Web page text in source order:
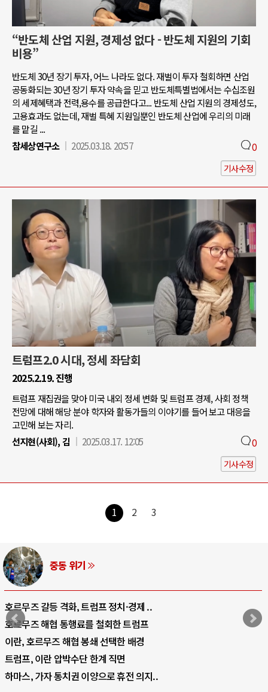
“반도체 산업 지원, 경제성 없다 - 반도체 지원의 기회
비용”
반도체 30년 장기 투자, 어느 나라도 없다. 재벌이 투자 철회하면 산업
공동화되는 30년 장기 투자 약속을 믿고 반도체특별법에서는 수십조원
의 세제혜택과 전력,용수를 공급한다고... 반도체 산업 지원의 경제성도,
고용효과도 없는데, 재벌 특혜 지원일뿐인 반도체 산업에 우리의 미래
를 맡길 ...
참세상연구소
2025.03.18. 20:57 0
기사수정
트럼프2.0 시대, 정세 좌담회
2025.2.19. 진행
트럼프 재집권을 맞아 미국 내외 정세 변화 및 트럼프 경제, 사회 정책
전망에 대해 해당 분야 학자와 활동가들의 이야기를 들어 보고 대응을
고민해 보는 자리.
선지현(사회), 김
2025.03.17. 12:05 0
기사수정
1 2 3
중동 위기
호르무즈 갈등 격화, 트럼프 정치·경제 ..
호르무즈 해협 통행료를 철회한 트럼프
이란, 호르무즈 해협 봉쇄 선택한 배경
트럼프, 이란 압박수단 한계 직면
하마스, 가자 통치권 이양으로 휴전 의지..